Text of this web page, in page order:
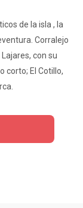
de la isla , la
Corralejo
con su
corto; El Cotillo,